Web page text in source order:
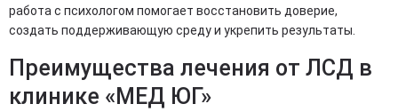
работа с психологом помогает восстановить доверие,
создать поддерживающую среду и укрепить результаты.
Преимущества лечения от ЛСД в
клинике «МЕД ЮГ»